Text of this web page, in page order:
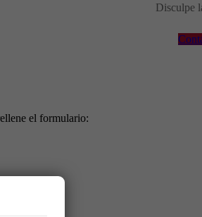
Disculpe
el formulario: